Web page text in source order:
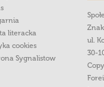
literacka
cookies
Sygnalistow
ul.
30-